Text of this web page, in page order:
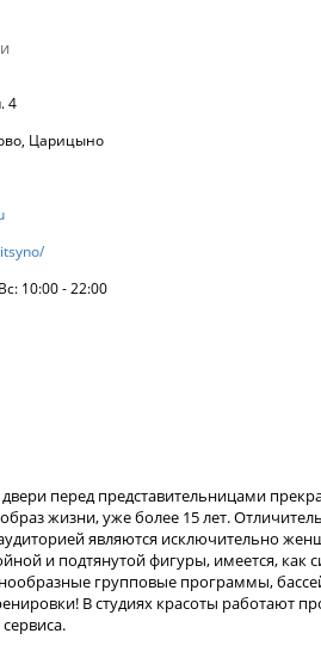
4
Царицыно
10:00 - 22:00
перед представительницами
жизни, уже более 15 лет.
являются исключительно
и подтянутой фигуры, имеется, как
групповые программы,
В студиях красоты работают